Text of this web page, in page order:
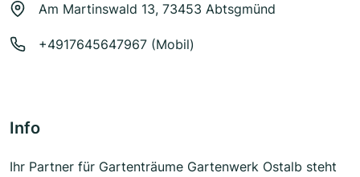
Am Martinswald 13, 73453 Abtsgmünd
+4917645647967 (Mobil)
Info
Ihr Partner für Gartenträume Gartenwerk Ostalb steht